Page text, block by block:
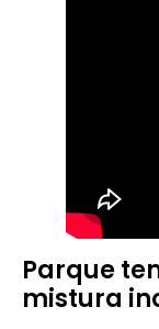
Parque
mistura